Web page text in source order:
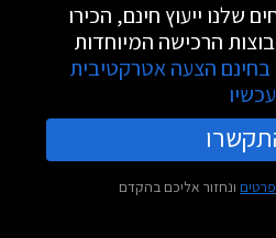
שלנו ייעוץ חינם, הכירו
הרכישה המיוחדות
בחינם הצעה אטרקטיבית
עכשיו
ונחזור אליכם בהקדם